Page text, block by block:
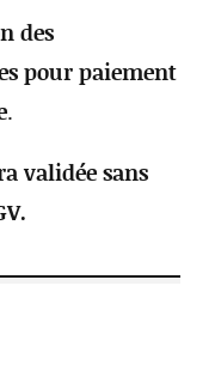
des
pour paiement
.
validée sans